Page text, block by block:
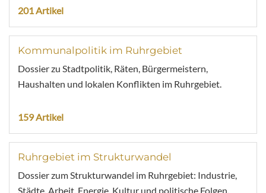
201 Artikel
Kommunalpolitik im Ruhrgebiet
Dossier zu Stadtpolitik, Räten, Bürgermeistern,
Haushalten und lokalen Konflikten im Ruhrgebiet.
159 Artikel
Ruhrgebiet im Strukturwandel
Dossier zum Strukturwandel im Ruhrgebiet: Industrie,
Städte, Arbeit, Energie, Kultur und politische Folgen.